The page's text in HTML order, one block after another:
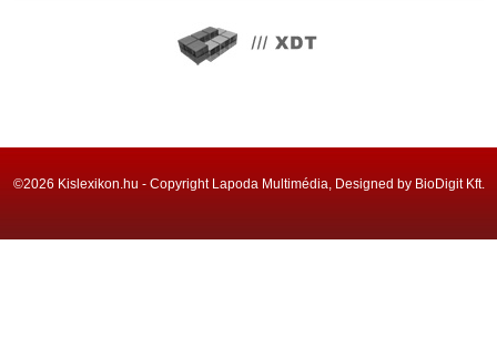
©2026 Kislexikon.hu - Copyright Lapoda Multimédia, Designed by BioDigit Kft.